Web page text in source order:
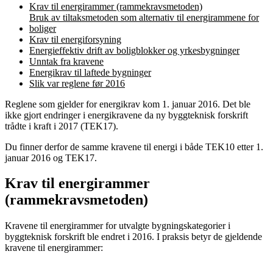
Krav til energirammer (rammekravsmetoden)
Bruk av tiltaksmetoden som alternativ til energirammene for
boliger
Krav til energiforsyning
Energieffektiv drift av boligblokker og yrkesbygninger
Unntak fra kravene
Energikrav til laftede bygninger
Slik var reglene før 2016
Reglene som gjelder for energikrav kom 1. januar 2016. Det ble
ikke gjort endringer i energikravene da ny byggteknisk forskrift
trådte i kraft i 2017 (TEK17).
Du finner derfor de samme kravene til energi i både TEK10 etter 1.
januar 2016 og TEK17.
Krav til energirammer
(rammekravsmetoden)
Kravene til energirammer for utvalgte bygningskategorier i
byggteknisk forskrift ble endret i 2016. I praksis betyr de gjeldende
kravene til energirammer: